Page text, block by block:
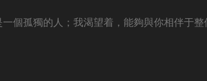
個孤獨的人；我渴望着，能夠與你相伴于整